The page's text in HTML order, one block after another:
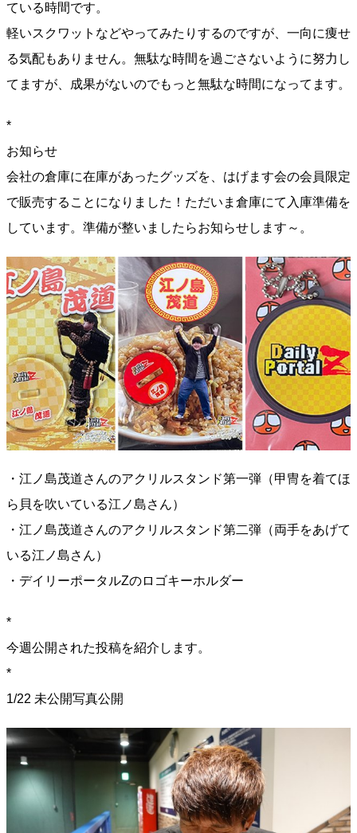
ている時間です。
軽いスクワットなどやってみたりするのですが、一向に痩せ
る気配もありません。無駄な時間を過ごさないように努力し
てますが、成果がないのでもっと無駄な時間になってます。
*
お知らせ
会社の倉庫に在庫があったグッズを、はげます会の会員限定
で販売することになりました！ただいま倉庫にて入庫準備を
しています。準備が整いましたらお知らせします～。
・江ノ島茂道さんのアクリルスタンド第一弾（甲冑を着てほ
ら貝を吹いている江ノ島さん）
・江ノ島茂道さんのアクリルスタンド第二弾（両手をあげて
いる江ノ島さん）
・デイリーポータルZのロゴキーホルダー
*
今週公開された投稿を紹介します。
*
1/22 未公開写真公開